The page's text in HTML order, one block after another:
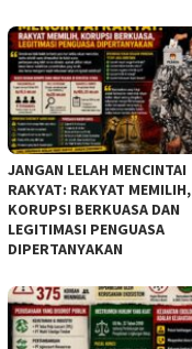
JANGAN LELAH MENCINTAI
RAKYAT: RAKYAT MEMILIH,
KORUPSI BERKUASA DAN
LEGITIMASI PENGUASA
DIPERTANYAKAN